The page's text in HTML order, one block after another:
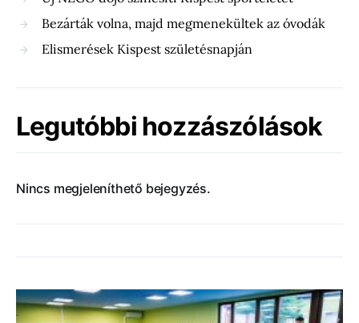
Bezárták volna, majd megmenekültek az óvodák
Elismerések Kispest születésnapján
Legutóbbi hozzászólások
Nincs megjeleníthető bejegyzés.